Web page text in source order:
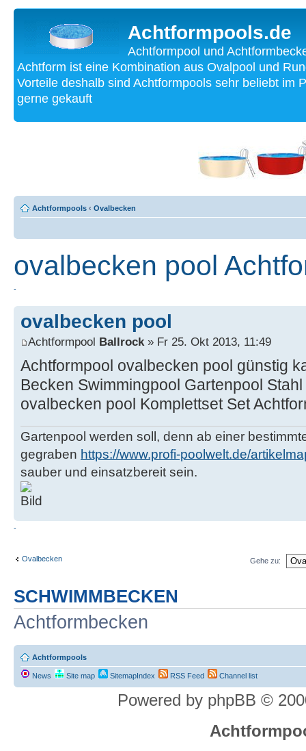
Achtformpools.de
Achtformpool und
Achtform ist eine Kombination aus Ovalpool und
Vorteile deshalb sind Achtformpools sehr beliebt im
gerne gekauft
Achtformpools ‹ Ovalbecken
ovalbecken pool
-
ovalbecken pool
Achtformpool Ballrock» Fr 25. Okt 2013, 11:49
Achtformpool ovalbecken pool günstig
Becken Swimmingpool Gartenpool
ovalbecken pool Komplettset Set
Gartenpool werden soll, denn ab einer
gegraben https://www.profi-poolwelt.de/
sauber und einsatzbereit sein.
-
Ovalbecken Gehe zu:
SCHWIMMBECKEN
Achtformbecken
Achtformpools
News Site map SitemapIndex RSS Feed Channel list
Powered by phpBB ©